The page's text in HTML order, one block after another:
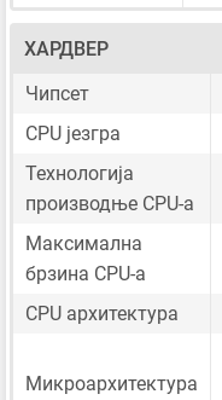
ХАРДВЕР
Чипсет
CPU језгра
Технологија
производње CPU-а
Максимална
брзина CPU-а
CPU архитектура
Микроархитектура